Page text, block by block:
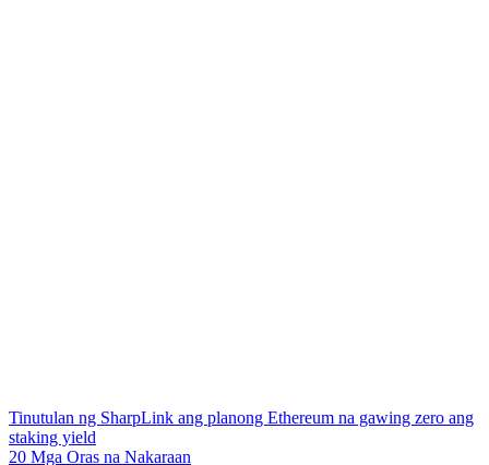
Tinutulan ng SharpLink ang planong Ethereum na gawing zero ang
staking yield
20 Mga Oras na Nakaraan